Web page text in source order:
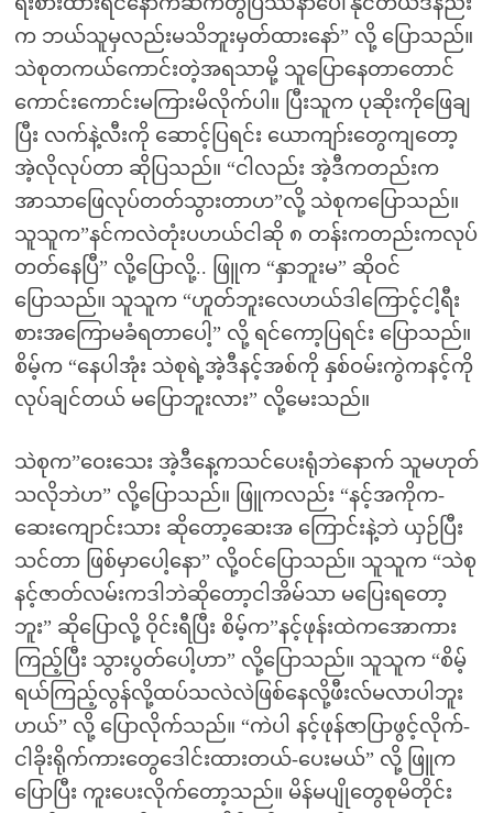
က ဘယ်သူမှလည်းမသိဘူးမှတ်ထားနော်” လို့ ပြောသည်။
သဲစုတကယ်ကောင်းတဲ့အရသာမို့ သူပြောနေတာတောင်
ကောင်းကောင်းမကြားမိလိုက်ပါ။ ပြီးသူက ပုဆိုးကိုဖြေချ
ပြီး လက်နဲ့လီးကို ဆောင့်ပြရင်း ယောကျာ်းတွေကျတော့
အဲ့လိုလုပ်တာ ဆိုပြသည်။ “ငါလည်း အဲ့ဒီကတည်းက
အာသာဖြေလုပ်တတ်သွားတာဟ”လို့ သဲစုကပြောသည်။
သူသူက”နင်ကလဲတုံးပဟယ်ငါဆို ၈ တန်းကတည်းကလုပ်
တတ်နေပြီ” လို့ပြောလို့.. ဖြူက “နှာဘူးမ” ဆိုဝင်
ပြောသည်။ သူသူက “ဟူတ်ဘူးလေဟယ်ဒါကြောင့်ငါ့ရီး
စားအကြောမခံရတာပေါ့” လို့ ရင်ကော့ပြရင်း ပြောသည်။
စိမ့်က “နေပါအုံး သဲစုရဲ့အဲ့ဒီနင့်အစ်ကို နှစ်ဝမ်းကွဲကနင့်ကို
လုပ်ချင်တယ် မပြောဘူးလား” လို့မေးသည်။
သဲစုက”ဝေးသေး အဲ့ဒီနေ့ကသင်ပေးရုံဘဲနောက် သူမဟုတ်
သလိုဘဲဟ” လို့ပြောသည်။ ဖြူကလည်း “နင့်အကိုက-
ဆေးကျောင်းသား ဆိုတော့ဆေးအ ကြောင်းနဲ့ဘဲ ယှဉ်ပြီး
သင်တာ ဖြစ်မှာပေါ့နော” လို့ဝင်ပြောသည်။ သူသူက “သဲစု
နင့်ဇာတ်လမ်းကဒါဘဲဆိုတော့ငါအိမ်သာ မပြေးရတော့
ဘူး” ဆိုပြောလို့ ဝိုင်းရီပြီး စိမ့်က”နင့်ဖုန်းထဲကအောကား
ကြည့်ပြီး သွားပွတ်ပေါ့ဟာ” လို့ပြောသည်။ သူသူက “စိမ့်
ရယ်ကြည့်လွန်လို့ထပ်သလဲလဲဖြစ်နေလို့ဖီးလ်မလာပါဘူး
ဟယ်” လို့ ပြောလိုက်သည်။ “ကဲပါ နင့်ဖုန်ဇာပြာဖွင့်လိုက်-
ငါခိုးရိုက်ကားတွေဒေါင်းထားတယ်-ပေးမယ်” လို့ ဖြူက
ပြောပြီး ကူးပေးလိုက်တော့သည်။ မိန်မပျိုတွေစုမိတိုင်း